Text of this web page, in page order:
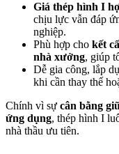
Giá thép hình I
chịu lực vẫn đáp
nghiệp.
Phù hợp cho kết
nhà xưởng, giúp
Dễ gia công, lắp
khi cần thay thế
Chính vì sự cân bằng
ứng dụng, thép hình I
nhà thầu ưu tiên.